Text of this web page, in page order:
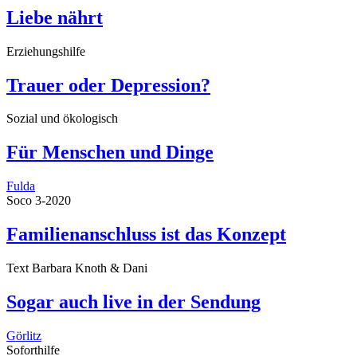
Liebe nährt
Erziehungshilfe
Trauer oder Depression?
Sozial und ökologisch
Für Menschen und Dinge
Fulda
Soco 3-2020
Familienanschluss ist das Konzept
Text Barbara Knoth & Dani
Sogar auch live in der Sendung
Görlitz
Soforthilfe